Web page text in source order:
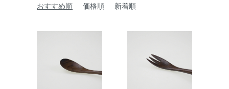
おすすめ順
価格順 新着順